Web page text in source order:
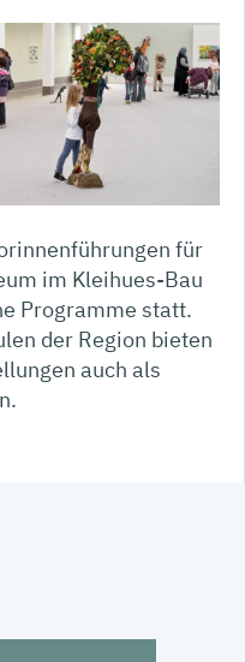
für
im Kleihues-Bau
Programme statt.
der Region bieten
auch als